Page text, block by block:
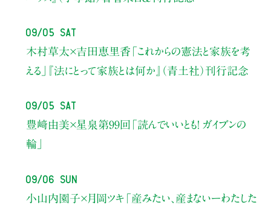
09/05 Sat
木村草太×吉田恵里香 「これからの憲法と家族を考
える」
『法にとって家族とは何か』（青土社）刊行記念
09/05 Sat
豊﨑由美×星泉 第99回「読んでいいとも！ ガイブンの
輪」
09/06 Sun
小山内園子×月岡ツキ 「産みたい、産まないーわたした